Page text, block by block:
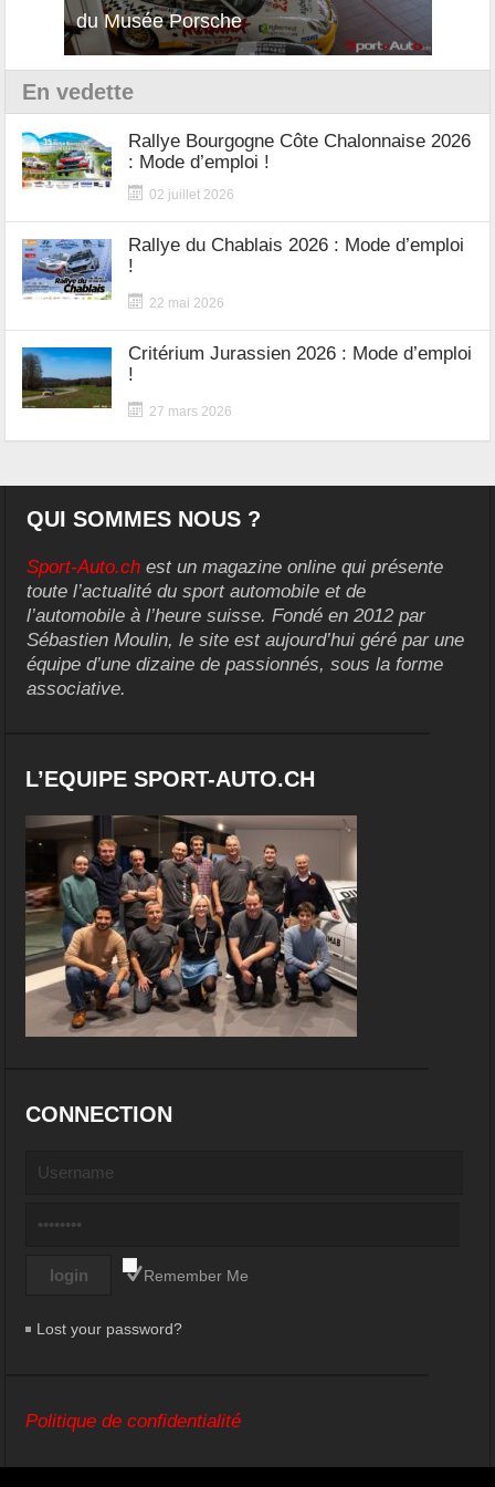
du Musée Porsche
12Cilindri Manuale
En vedette
Rallye Bourgogne Côte Chalonnaise 2026
: Mode d’emploi !
02 juillet 2026
Rallye du Chablais 2026 : Mode d’emploi
!
22 mai 2026
Critérium Jurassien 2026 : Mode d’emploi
!
27 mars 2026
QUI SOMMES NOUS ?
Sport-Auto.ch est un magazine online qui présente
toute l’actualité du sport automobile et de
l’automobile à l’heure suisse. Fondé en 2012 par
Sébastien Moulin, le site est aujourd’hui géré par une
équipe d’une dizaine de passionnés, sous la forme
associative.
L’EQUIPE SPORT-AUTO.CH
CONNECTION
Remember Me
Lost your password?
Politique de confidentialité